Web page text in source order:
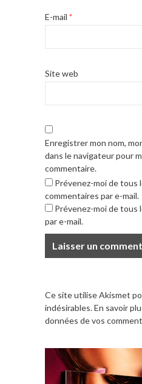
E-mail *
Site web
Enregistrer mon nom,
dans le navigateur pour
commentaire.
Prévenez-moi de tous
commentaires par e-mail.
Prévenez-moi de tous
par e-mail.
Ce site utilise Akismet
indésirables.En savoir
données de vos